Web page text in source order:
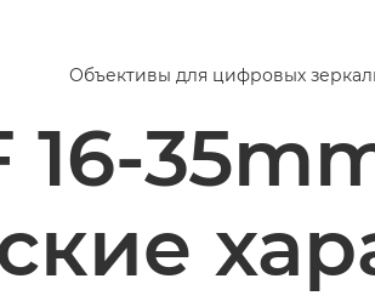
Объективы для цифровых
16-